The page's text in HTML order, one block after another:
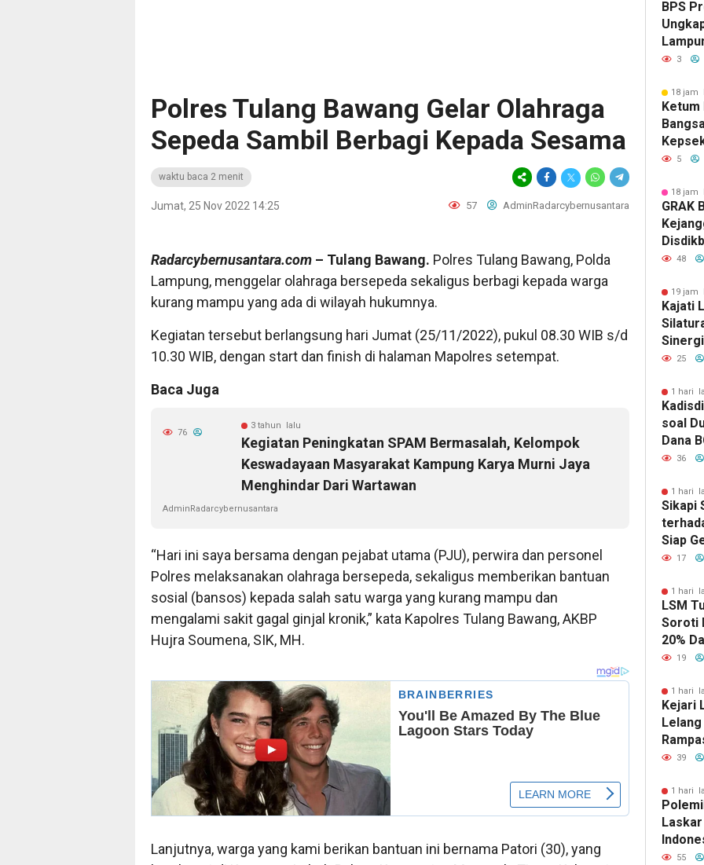
Polres Tulang Bawang Gelar Olahraga
Sepeda Sambil Berbagi Kepada Sesama
waktu baca 2 menit
Jumat, 25 Nov 2022 14:25 57 AdminRadarcybernusantara
Radarcybernusantara.com – Tulang Bawang. Polres Tulang Bawang, Polda
Lampung, menggelar olahraga bersepeda sekaligus berbagi kepada warga
kurang mampu yang ada di wilayah hukumnya.
Kegiatan tersebut berlangsung hari Jumat (25/11/2022), pukul 08.30 WIB s/d
10.30 WIB, dengan start dan finish di halaman Mapolres setempat.
Baca Juga
3 tahun lalu
Kegiatan Peningkatan SPAM Bermasalah, Kelompok
Keswadayaan Masyarakat Kampung Karya Murni Jaya
Menghindar Dari Wartawan
76
AdminRadarcybernusantara
“Hari ini saya bersama dengan pejabat utama (PJU), perwira dan personel
Polres melaksanakan olahraga bersepeda, sekaligus memberikan bantuan
sosial (bansos) kepada salah satu warga yang kurang mampu dan
mengalami sakit gagal ginjal kronik,” kata Kapolres Tulang Bawang, AKBP
Hujra Soumena, SIK, MH.
Lanjutnya, warga yang kami berikan bantuan ini bernama Patori (30), yang
BPS
Turun,
3
18 jam
Ketum
BOS
5
18 jam
GRAK
48
19 jam
Kajati
Pers
25
1 hari
soal
Dana
36
1 hari
Sikapi
Siap
Ribu
17
1 hari
LSM
Soroti
20%
19
1 hari
Kejari
Bisa
39
1 hari
55